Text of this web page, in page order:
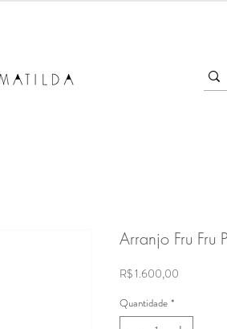
Arranjo Fru Fru
R$ 1.600,00
Quantidade *